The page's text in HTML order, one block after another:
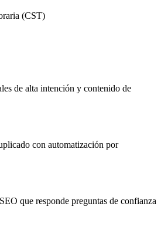
(CST)
de alta intención y contenido de
con automatización por
que responde preguntas de confianza